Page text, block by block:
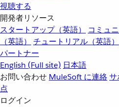
視聴する
開発者リソース
スタートアップ（英語）
コミュ
（英語）
チュートリアル（英語）
パートナー
English (Full site) 日本語
お問い合わせ MuleSoft に連絡サ
点
ログイン